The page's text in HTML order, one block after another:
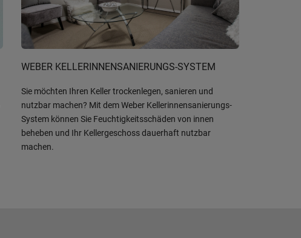
WEBER KELLERINNENSANIERUNGS-SYSTEM
Sie möchten Ihren Keller trockenlegen, sanieren und
nutzbar machen? Mit dem Weber Kellerinnensanierungs-
System können Sie Feuchtigkeitsschäden von innen
beheben und Ihr Kellergeschoss dauerhaft nutzbar
machen.